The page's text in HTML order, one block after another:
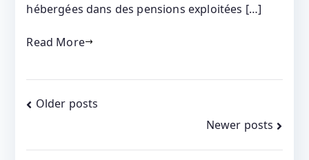
hébergées dans des pensions exploitées […]
Read More
Posts
Older posts
Newer posts